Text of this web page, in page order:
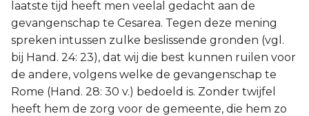
laatste tijd heeft men veelal gedacht aan de
gevangenschap te Cesarea. Tegen deze mening
spreken intussen zulke beslissende gronden (vgl.
bij Hand. 24: 23), dat wij die best kunnen ruilen voor
de andere, volgens welke de gevangenschap te
Rome (Hand. 28: 30 v.) bedoeld is. Zonder twijfel
heeft hem de zorg voor de gemeente, die hem zo